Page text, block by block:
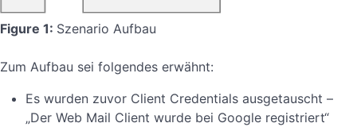
Figure 1: Szenario Aufbau
Zum Aufbau sei folgendes erwähnt:
Es wurden zuvor Client Credentials ausgetauscht –
„Der Web Mail Client wurde bei Google registriert“